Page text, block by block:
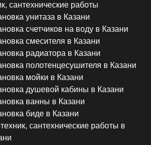
сантехнические работы
унитаза в Казани
счетчиков на воду в Казани
смесителя в Казани
радиатора в Казани
полотенцесушителя в Казани
мойки в Казани
душевой кабины в Казани
ванны в Казани
биде в Казани
сантехнические работы в